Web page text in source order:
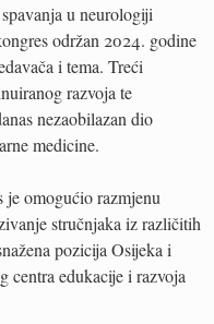
u neurologiji
održan 2024. godine
i tema. Treći
razvoja te
nezaobilazan dio
medicine.
je omogućio razmjenu
stručnjaka iz različitih
pozicija Osijeka i
centra edukacije i razvoja